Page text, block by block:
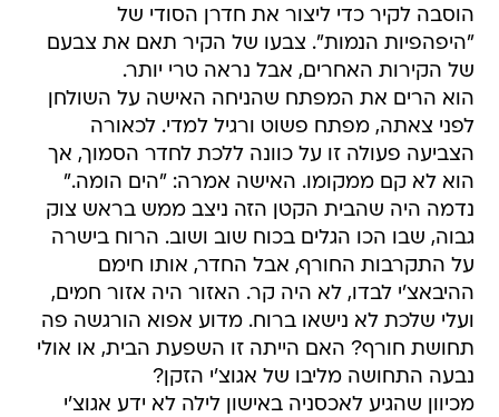
הוסבה לקיר כדי ליצור את חדרן הסודי של
"היפהפיות הנמות". צבעו של הקיר תאם את צבעם
של הקירות האחרים, אבל נראה טרי יותר.
הוא הרים את המפתח שהניחה האישה על השולחן
לפני צאתה, מפתח פשוט ורגיל למדי. לכאורה
הצביעה פעולה זו על כוונה ללכת לחדר הסמוך, אך
הוא לא קם ממקומו. האישה אמרה: "הים הומה."
נדמה היה שהבית הקטן הזה ניצב ממש בראש צוק
גבוה, שבו הכו הגלים בכוח שוב ושוב. הרוח בישרה
על התקרבות החורף, אבל החדר, אותו חימם
ההיבאצ'י לבדו, לא היה קר. האזור היה אזור חמים,
ועלי שלכת לא נישאו ברוח. מדוע אפוא הורגשה פה
תחושת חורף? האם הייתה זו השפעת הבית, או אולי
נבעה התחושה מליבו של אגוצ'י הזקן?
מכיוון שהגיע לאכסניה באישון לילה לא ידע אגוצ'י